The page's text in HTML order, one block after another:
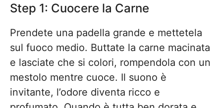
Step 1: Cuocere la Carne
Prendete una padella grande e mettetela
sul fuoco medio. Buttate la carne macinata
e lasciate che si colori, rompendola con un
mestolo mentre cuoce. Il suono è
invitante, l’odore diventa ricco e